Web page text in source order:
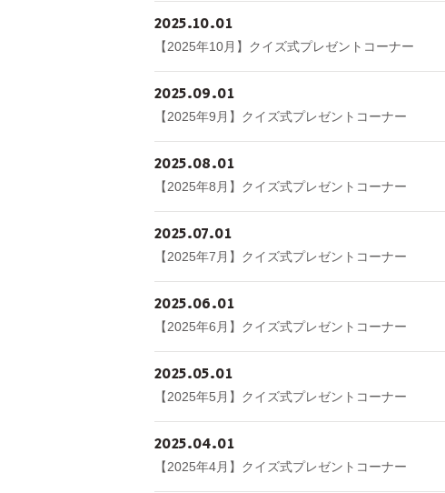
2025 10 01
【2025年10月】クイズ式プレゼントコーナー
2025 09 01
【2025年9月】クイズ式プレゼントコーナー
2025 08 01
【2025年8月】クイズ式プレゼントコーナー
2025 07 01
【2025年7月】クイズ式プレゼントコーナー
2025 06 01
【2025年6月】クイズ式プレゼントコーナー
2025 05 01
【2025年5月】クイズ式プレゼントコーナー
2025 04 01
【2025年4月】クイズ式プレゼントコーナー